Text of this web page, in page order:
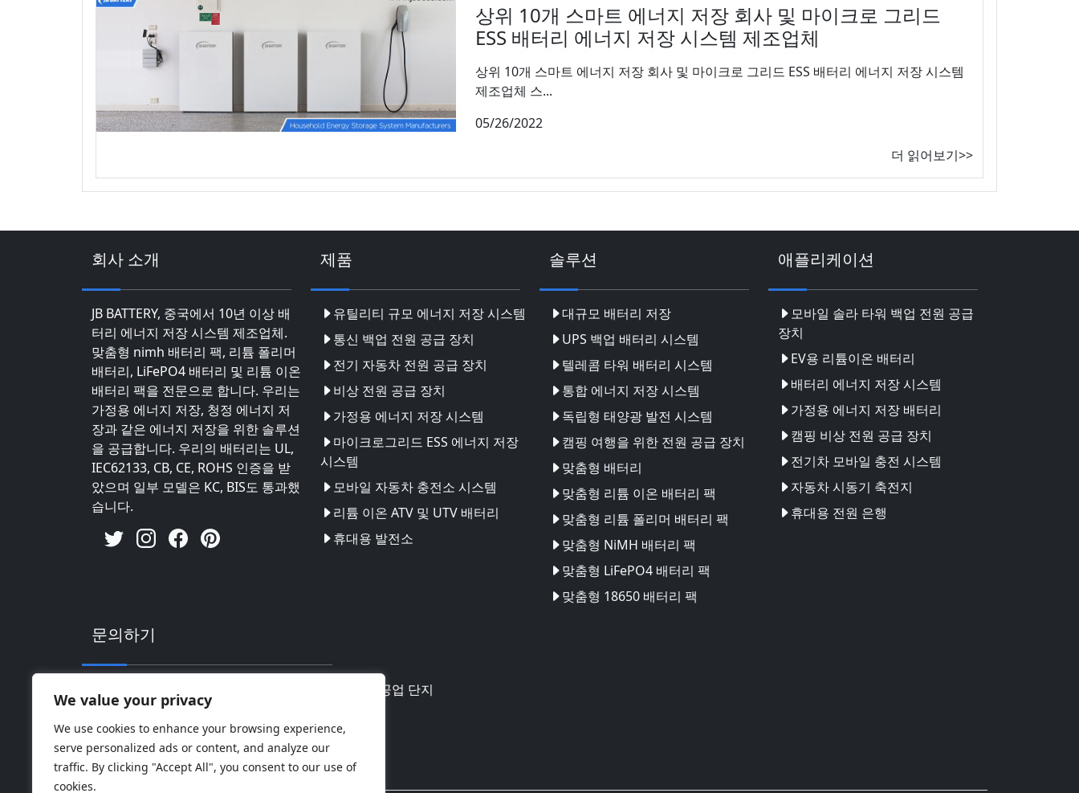
We value your privacy
We use cookies to enhance your browsing experience,
serve personalized ads or content, and analyze our
traffic. By clicking "Accept All", you consent to our use of
cookies.
상위 10개 스마트 에너지 저장 회사 및 마이크로 그리드
ESS 배터리 에너지 저장 시스템 제조업체
상위 10개 스마트 에너지 저장 회사 및 마이크로 그리드 ESS 배터리 에너지 저장 시스템
제조업체 스...
05/26/2022
더 읽어보기>>
회사 소개
JB BATTERY, 중국에서 10년 이상 배
터리 에너지 저장 시스템 제조업체.
맞춤형 nimh 배터리 팩, 리튬 폴리머
배터리, LiFePO4 배터리 및 리튬 이온
배터리 팩을 전문으로 합니다. 우리는
가정용 에너지 저장, 청정 에너지 저
장과 같은 에너지 저장을 위한 솔루션
을 공급합니다. 우리의 배터리는 UL,
IEC62133, CB, CE, ROHS 인증을 받
았으며 일부 모델은 KC, BIS도 통과했
습니다.
제품
유틸리티 규모 에너지 저장 시스템
통신 백업 전원 공급 장치
전기 자동차 전원 공급 장치
비상 전원 공급 장치
가정용 에너지 저장 시스템
마이크로그리드 ESS 에너지 저장
시스템
모바일 자동차 충전소 시스템
리튬 이온 ATV 및 UTV 배터리
휴대용 발전소
솔루션
대규모 배터리 저장
UPS 백업 배터리 시스템
텔레콤 타워 배터리 시스템
통합 에너지 저장 시스템
독립형 태양광 발전 시스템
캠핑 여행을 위한 전원 공급 장치
맞춤형 배터리
맞춤형 리튬 이온 배터리 팩
맞춤형 리튬 폴리머 배터리 팩
맞춤형 NiMH 배터리 팩
맞춤형 LiFePO4 배터리 팩
맞춤형 18650 배터리 팩
애플리케이션
모바일 솔라 타워 백업 전원 공급
장치
EV용 리튬이온 배터리
배터리 에너지 저장 시스템
가정용 에너지 저장 배터리
캠핑 비상 전원 공급 장치
전기차 모바일 충전 시스템
자동차 시동기 축전지
휴대용 전원 은행
문의하기
주소: 중국 광동성 후이저우시 후이난 하이테크 공업 단지
핸드폰: 0086-18169936698
Email: info@jbbatterychina.com